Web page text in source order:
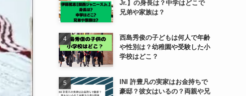
Jr.】の身長は？中学はどこで
兄弟や家族は？
西島秀俊の子どもは何人で年齢
や性別は？幼稚園や受験した小
学校はどこ？
INI 許豊凡の実家はお金持ちで
豪邸？彼女はいるの？両親や兄